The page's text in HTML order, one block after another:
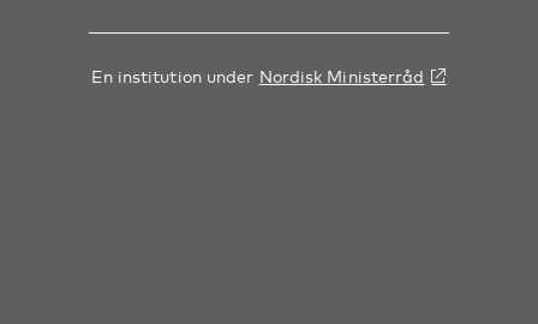
En institution under Nordisk Ministerråd